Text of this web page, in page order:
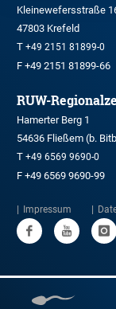
Kleinewefersstraße
47803 Krefeld
T +49 2151 81899-0
F +49 2151 81899-66
RUW-
Hamerter Berg 1
54636 Fließem (b.
T +49 6569 9690-0
F +49 6569 9690-99
Impressum